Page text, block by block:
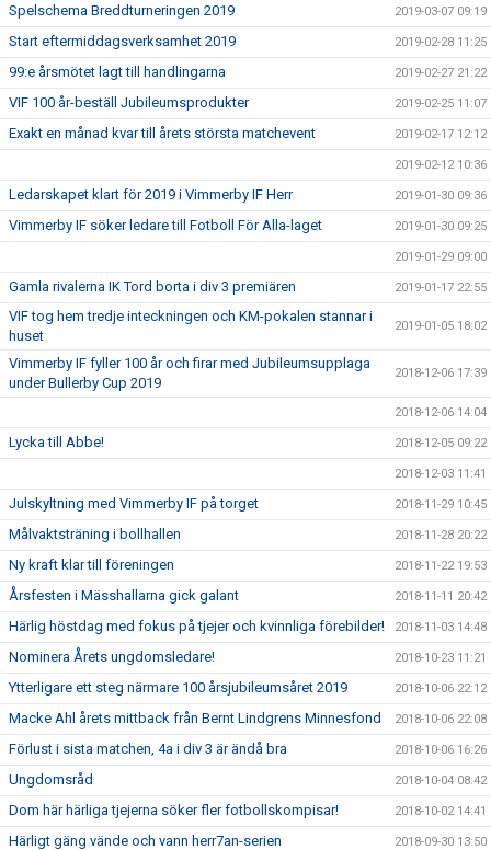
Spelschema Breddturneringen 2019 2019-03-07 09:19
Start eftermiddagsverksamhet 2019 2019-02-28 11:25
99:e årsmötet lagt till handlingarna 2019-02-27 21:22
VIF 100 år-beställ Jubileumsprodukter 2019-02-25 11:07
Exakt en månad kvar till årets största matchevent 2019-02-17 12:12
2019-02-12 10:36
Ledarskapet klart för 2019 i Vimmerby IF Herr 2019-01-30 09:36
Vimmerby IF söker ledare till Fotboll För Alla-laget 2019-01-30 09:25
2019-01-29 09:00
Gamla rivalerna IK Tord borta i div 3 premiären 2019-01-17 22:55
VIF tog hem tredje inteckningen och KM-pokalen stannar i
huset
2019-01-05 18:02
Vimmerby IF fyller 100 år och firar med Jubileumsupplaga
under Bullerby Cup 2019
2018-12-06 17:39
2018-12-06 14:04
Lycka till Abbe! 2018-12-05 09:22
2018-12-03 11:41
Julskyltning med Vimmerby IF på torget 2018-11-29 10:45
Målvaktsträning i bollhallen 2018-11-28 20:22
Ny kraft klar till föreningen 2018-11-22 19:53
Årsfesten i Mässhallarna gick galant 2018-11-11 20:42
Härlig höstdag med fokus på tjejer och kvinnliga förebilder! 2018-11-03 14:48
Nominera Årets ungdomsledare! 2018-10-23 11:21
Ytterligare ett steg närmare 100 årsjubileumsåret 2019 2018-10-06 22:12
Macke Ahl årets mittback från Bernt Lindgrens Minnesfond 2018-10-06 22:08
Förlust i sista matchen, 4a i div 3 är ändå bra 2018-10-06 16:26
Ungdomsråd 2018-10-04 08:42
Dom här härliga tjejerna söker fler fotbollskompisar! 2018-10-02 14:41
Härligt gäng vände och vann herr7an-serien 2018-09-30 13:50